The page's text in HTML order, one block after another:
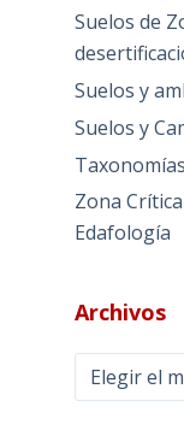
Suelos de
Suelos y
Suelos y
Zona
Edafología
Archivos
Archivos